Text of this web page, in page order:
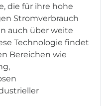
die für ihre hohe
Stromverbrauch
auch über weite
Technologie findet
Bereichen wie